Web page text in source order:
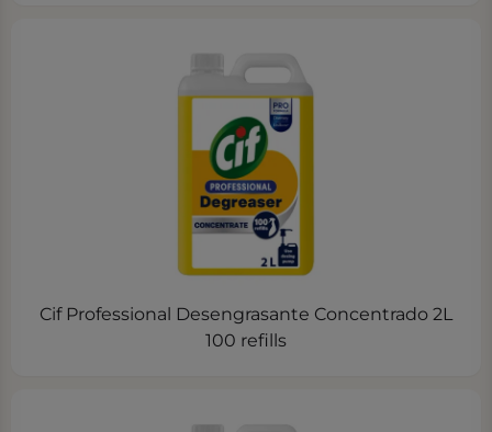
Cif Professional Desengrasante Concentrado 2L
100 refills